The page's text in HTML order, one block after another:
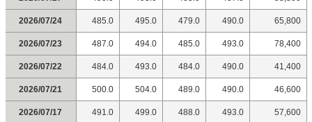
2026/07/24 485.0 495.0 479.0 490.0 65,800
2026/07/23 487.0 494.0 485.0 493.0 78,400
2026/07/22 484.0 493.0 484.0 490.0 41,400
2026/07/21 500.0 504.0 489.0 490.0 46,600
2026/07/17 491.0 499.0 488.0 493.0 57,600